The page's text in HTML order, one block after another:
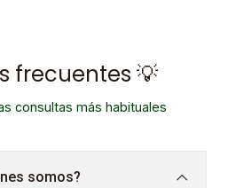
frecuentes 💡
consultas más habituales
somos?